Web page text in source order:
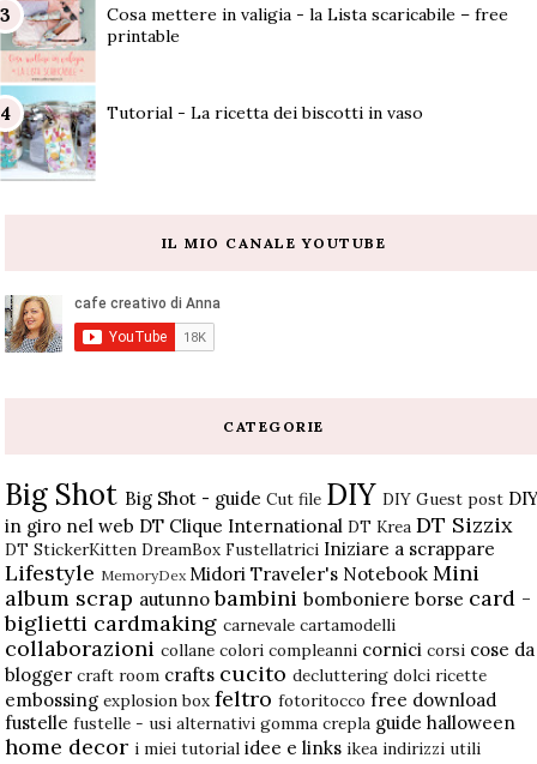
Cosa mettere in valigia - la Lista scaricabile – free
printable
Tutorial - La ricetta dei biscotti in vaso
IL MIO CANALE YOUTUBE
CATEGORIE
Big Shot Big Shot - guide Cut file DIY DIY Guest post
in giro nel web DT Clique International DT Krea DT Sizzix
DT StickerKitten DreamBox Fustellatrici Iniziare a scrappare
Lifestyle MemoryDex Midori Traveler's Notebook Mini
album scrap autunno bambini bomboniere borse card -
biglietti cardmaking carnevale cartamodelli
collaborazioni collane colori compleanni cornici corsi cose da
blogger craft room crafts cucito decluttering dolci ricette
embossing explosion box feltro fotoritocco free download
fustelle fustelle - usi alternativi gomma crepla guide halloween
home decor i miei tutorial idee e links ikea indirizzi utili